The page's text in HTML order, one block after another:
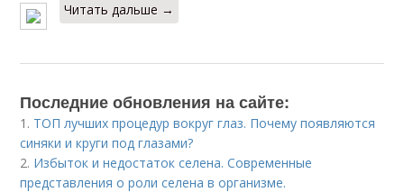
Читать дальше →
Последние обновления на сайте:
1. ТОП лучших процедур вокруг глаз. Почему появляются
синяки и круги под глазами?
2. Избыток и недостаток селена. Современные
представления о роли селена в организме.